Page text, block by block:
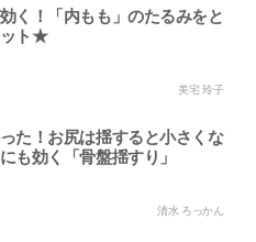
く！「内もも」のたるみをと
ット★
美宅 玲子
た！お尻は揺すると小さくな
も効く「骨盤揺すり」
清水 ろっかん